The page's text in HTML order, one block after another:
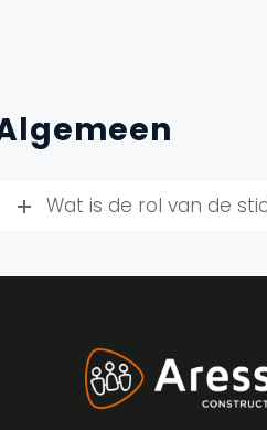
Wat is de rol van de